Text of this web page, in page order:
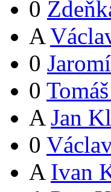
0
A
0
0
A Jan
0
A Ivan